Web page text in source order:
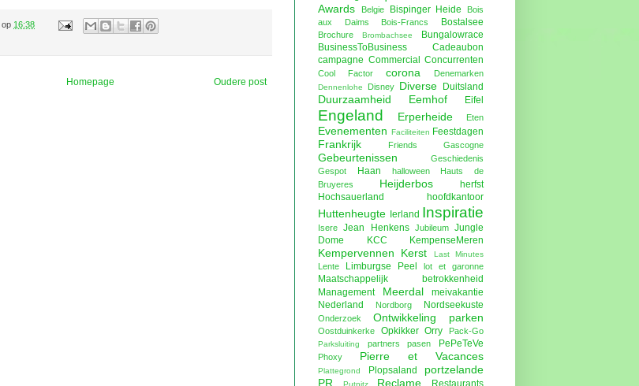
op 16:38
Oudere post
Homepage
Awards Belgie Bispinger Heide
Bois
aux Daims
Bois-Francs Bostalsee
Brochure Brombachsee
Bungalowrace
BusinessToBusiness
Cadeaubon
campagne Commercial Concurrenten
Cool Factor corona Denemarken
Dennenlohe Disney Diverse Duitsland
Duurzaamheid Eemhof Eifel
Engeland Erperheide Eten
Evenementen Faciliteiten Feestdagen
Frankrijk Friends Gascogne
Gebeurtenissen
Geschiedenis
Gespot
Haan halloween
Hauts de
Bruyeres
Heijderbos
herfst
Hochsauerland
hoofdkantoor
Huttenheugte Ierland Inspiratie
Isere Jean Henkens Jubileum
Jungle
Dome
KCC KempenseMeren
Kempervennen Kerst Last Minutes
Lente Limburgse Peel lot et garonne
Maatschappelijk betrokkenheid
Management
Meerdal
meivakantie
Nederland
Nordborg Nordseekuste
Onderzoek Ontwikkeling parken
Oostduinkerke Opkikker Orry Pack-Go
Parksluiting partners pasen PePeTeVe
Phoxy Pierre et Vacances
Plattegrond Plopsaland
portzelande
PR
Putnitz Reclame Restaurants